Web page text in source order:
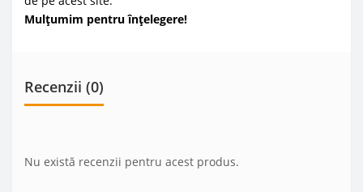
Mulțumim pentru înțelegere!
Recenzii (0)
Nu există recenzii pentru acest produs.